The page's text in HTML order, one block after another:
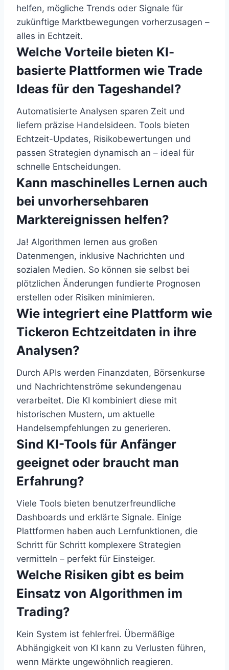
helfen, mögliche Trends oder Signale für
zukünftige Marktbewegungen vorherzusagen –
alles in Echtzeit.
Welche Vorteile bieten KI-
basierte Plattformen wie Trade
Ideas für den Tageshandel?
Automatisierte Analysen sparen Zeit und
liefern präzise Handelsideen. Tools bieten
Echtzeit-Updates, Risikobewertungen und
passen Strategien dynamisch an – ideal für
schnelle Entscheidungen.
Kann maschinelles Lernen auch
bei unvorhersehbaren
Marktereignissen helfen?
Ja! Algorithmen lernen aus großen
Datenmengen, inklusive Nachrichten und
sozialen Medien. So können sie selbst bei
plötzlichen Änderungen fundierte Prognosen
erstellen oder Risiken minimieren.
Wie integriert eine Plattform wie
Tickeron Echtzeitdaten in ihre
Analysen?
Durch APIs werden Finanzdaten, Börsenkurse
und Nachrichtenströme sekundengenau
verarbeitet. Die KI kombiniert diese mit
historischen Mustern, um aktuelle
Handelsempfehlungen zu generieren.
Sind KI-Tools für Anfänger
geeignet oder braucht man
Erfahrung?
Viele Tools bieten benutzerfreundliche
Dashboards und erklärte Signale. Einige
Plattformen haben auch Lernfunktionen, die
Schritt für Schritt komplexere Strategien
vermitteln – perfekt für Einsteiger.
Welche Risiken gibt es beim
Einsatz von Algorithmen im
Trading?
Kein System ist fehlerfrei. Übermäßige
Abhängigkeit von KI kann zu Verlusten führen,
wenn Märkte ungewöhnlich reagieren.